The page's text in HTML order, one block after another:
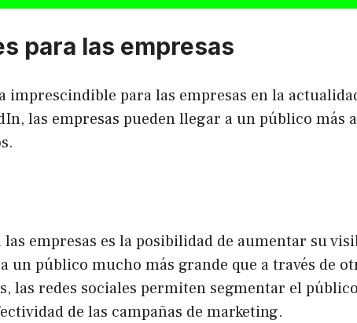
para las empresas
para las empresas en la
las empresas pueden llegar a un público más
empresas es la posibilidad de aumentar su
un público mucho más grande que a través de
las redes sociales permiten segmentar el
de las campañas de marketing.